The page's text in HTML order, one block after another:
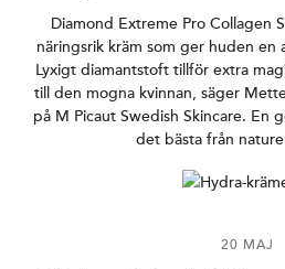
Diamond Extreme Pro Collagen
näringsrik kräm som ger huden
Lyxigt diamantstoft tillför extra
till den mogna kvinnan, säger
på M Picaut Swedish Skincare. En
det bästa från
20 MAJ